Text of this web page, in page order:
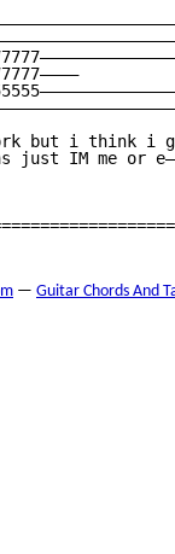
but i think i
just IM me or
— Guitar Chords And